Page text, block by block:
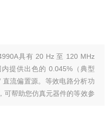
具有 20 Hz 至 120 MHz
提供出色的 0.045%（典型
流偏置源。等效电路分析功
可帮助您仿真元器件的等效参